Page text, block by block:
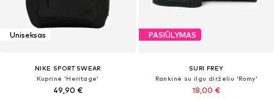
Uniseksas
NIKE SPORTSWEAR
Kuprinė 'Heritage'
49,90 €
PASIŪLYMAS
SURI FREY
Rankinė su ilgu dirželiu 'Romy'
18,00 €